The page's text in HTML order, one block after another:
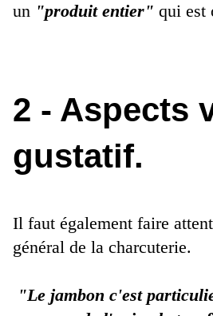
un "produit entier" qui est
2 - Aspects
gustatif.
Il faut également faire
général de la charcuterie.
"Le jambon c'est